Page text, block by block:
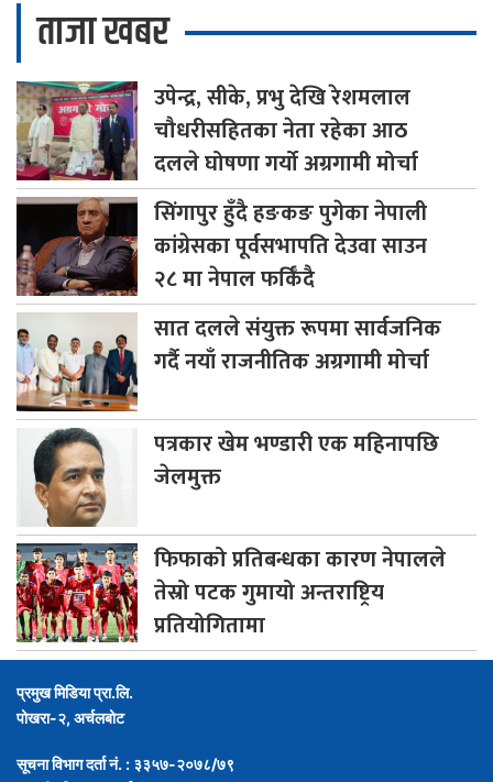
ताजा खबर
उपेन्द्र,सीके, प्रभु देखि रेशमलाल
चौधरीसहितका नेता रहेका आठ
दलले घोषणा गर्यो अग्रगामी मोर्चा
सिंगापुरहुँदै हङकङ पुगेका नेपाली
कांग्रेसका पूर्वसभापति देउवा साउन
२८ मा नेपाल फर्किँदै
सातदलले संयुक्त रूपमा सार्वजनिक
गर्दै नयाँ राजनीतिक अग्रगामी मोर्चा
पत्रकारखेम भण्डारी एक महिनापछि
जेलमुक्त
फिफाकोप्रतिबन्धका कारण नेपालले
तेस्रो पटक गुमायो अन्तराष्ट्रिय
प्रतियोगितामा
प्रमुख मिडिया प्रा.लि.
पोखरा-२, अर्चलबोट
सूचना विभाग दर्ता नं. : ३३५७-२०७८/७९